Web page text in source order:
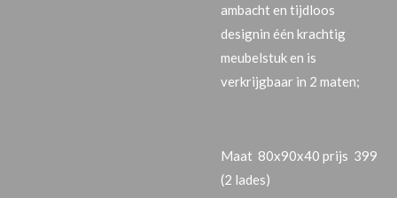
ambacht en tijdloos
designin één krachtig
meubelstuk en is
verkrijgbaar in 2 maten;
Maat 80x90x40 prijs 399
(2 lades)